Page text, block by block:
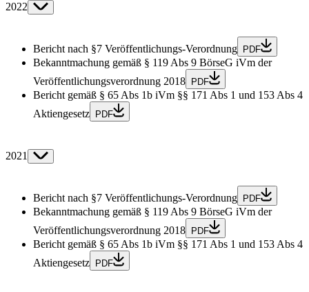
2022
Bericht nach §7 Veröffentlichungs-Verordnung PDF
Bekanntmachung gemäß § 119 Abs 9 BörseG iVm der
Veröffentlichungsverordnung 2018
PDF
Bericht gemäß § 65 Abs 1b iVm §§ 171 Abs 1 und 153 Abs 4
Aktiengesetz
PDF
2021
Bericht nach §7 Veröffentlichungs-Verordnung PDF
Bekanntmachung gemäß § 119 Abs 9 BörseG iVm der
Veröffentlichungsverordnung 2018
PDF
Bericht gemäß § 65 Abs 1b iVm §§ 171 Abs 1 und 153 Abs 4
Aktiengesetz
PDF